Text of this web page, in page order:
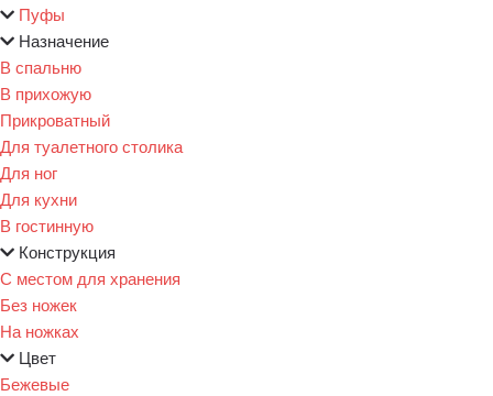
Пуфы
Назначение
В спальню
В прихожую
Прикроватный
Для туалетного столика
Для ног
Для кухни
В гостинную
Конструкция
С местом для хранения
Без ножек
На ножках
Цвет
Бежевые